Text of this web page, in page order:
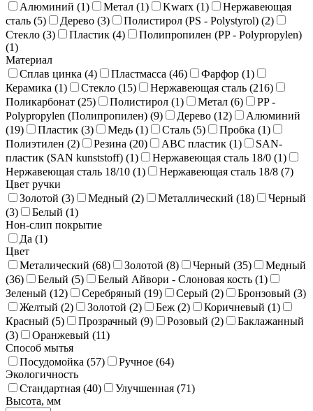
Алюминий (1) Метал (1) Kwarx (1)
Нержавеющая
сталь (5) Дерево (3) Полистирол (PS - Polystyrol) (2)
Стекло (3) Пластик (4)
Полипропилен (PP - Polypropylen)
(1)
Материал
Сплав цинка (4) Пластмасса (46) Фарфор (1)
Керамика (1) Стекло (15) Нержавеющая сталь (216)
Поликарбонат (25) Полистирол (1) Метал (6)
PP -
Polypropylen (Полипропилен) (9) Дерево (12)
Алюминий
(19) Пластик (3) Медь (1) Сталь (5) Пробка (1)
Полиэтилен (2) Резина (20) ABC пластик (1)
SAN-
пластик (SAN kunststoff) (1) Нержавеющая сталь 18/0 (1)
Нержавеющая сталь 18/10 (1) Нержавеющая сталь 18/8 (7)
Цвет ручки
Золотой (3) Медный (2) Металлический (18)
Черный
(3) Белый (1)
Нон-слип покрытие
Да (1)
Цвет
Металический (68) Золотой (8) Черный (35)
Медный
(36) Белый (5) Белый Айвори - Слоновая кость (1)
Зеленый (12) Серебряный (19) Серый (2) Бронзовый (3)
Желтый (2) Золотой (2) Беж (2) Коричневый (1)
Красный (5) Прозрачный (9) Розовый (2)
Баклажанный
(3) Оранжевый (11)
Способ мытья
Посудомойка (57) Ручное (64)
Экологичность
Стандартная (40) Улучшенная (71)
Высота, мм